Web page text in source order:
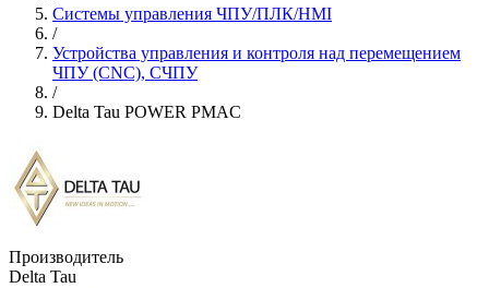
Системы управления ЧПУ/ПЛК/HMI
/
Устройства управления и контроля над перемещением
ЧПУ (CNC), СЧПУ
/
Delta Tau POWER PMAC
Производитель
Delta Tau